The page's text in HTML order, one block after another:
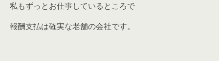
私もずっとお仕事しているところで
報酬支払は確実な老舗の会社です。